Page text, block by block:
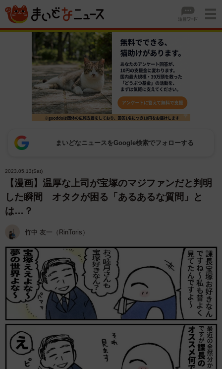
まいどなニュースをGoogle検索でフォローする
2023.05.13(Sat)
【漫画】温厚な上司が宝塚のマジファンだと判明
した瞬間 オタクが困る「あるあるな質問」と
は…？
竹中 友一（RinToris）